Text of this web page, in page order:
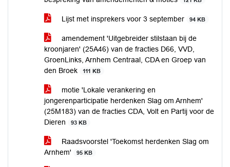
Lijst met insprekers voor 3 september 94 KB
amendement 'Uitgebreider stilstaan bij de
kroonjaren' (25A46) van de fracties D66, VVD,
GroenLinks, Arnhem Centraal, CDA en Groep van
den Broek
111 KB
motie 'Lokale verankering en
jongerenparticipatie herdenken Slag om Arnhem'
(25M183) van de fracties CDA, Volt en Partij voor de
Dieren
93 KB
Raadsvoorstel 'Toekomst herdenken Slag om
Arnhem'
95 KB